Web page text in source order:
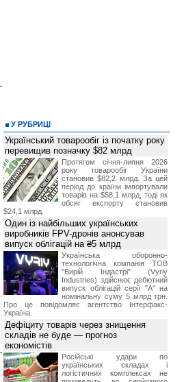
У РУБРИЦІ
Український товарообіг із початку року
перевищив позначку $82 млрд
Протягом січня-липня 2026
року товарообіг України
становив $82,2 млрд. За цей
період до країни імпортували
товарів на $58,1 млрд, тоді як
обсяг експорту становив
$24,1 млрд.
Один із найбільших українських
виробників FPV-дронів анонсував
випуск облігацій на ₴5 млрд
Українська оборонно-
технологічна компанія ТОВ
"Вирій Індастрі" (Vyriy
Industries) здійснює дебютний
випуск облігацій серії "А" на
номінальну суму 5 млрд грн.
Про це повідомляє агентство Інтерфакс-
Україна.
Дефіциту товарів через знищення
складів не буде — прогноз
економістів
Російські удари по
українських складах і
логістичних комплексах не